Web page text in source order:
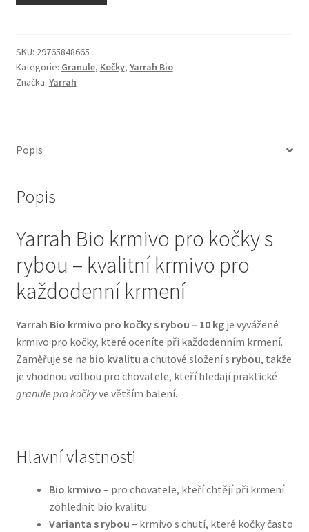
Odpočívadla pro kočky
Pamlsky pro kočky
Škrabadla pro kočky
Veterinární dieta pro kočky
Vše pro psy — Krmivo, doplňky, vybavení
Bozita pro psy — Švédské krmivo s nordickou kvalitou
Brit pro psy
Natural Trainer pro psy — Italské krmivo s
Happy Dog — Německá kvalita a přirozené složení
SKU: 29765848665
Kategorie: Granule, Kočky, Yarrah Bio
Značka: Yarrah
Popis
Popis
Yarrah Bio krmivo pro kočky s
rybou – kvalitní krmivo pro
každodenní krmení
Yarrah Bio krmivo pro kočky s rybou – 10 kgje vyvážené
krmivo pro kočky, které oceníte při každodenním krmení.
Zaměřuje se na bio kvalitu a chuťové složení s rybou, takže
je vhodnou volbou pro chovatele, kteří hledají praktické
granule pro kočkyve větším balení.
Hlavní vlastnosti
Bio krmivo – pro chovatele, kteří chtějí při krmení
zohlednit bio kvalitu.
Varianta s rybou – krmivo s chutí, které kočky často